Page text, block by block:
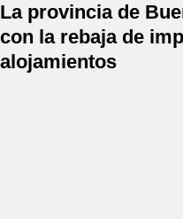
La provincia de
con la rebaja de
alojamientos